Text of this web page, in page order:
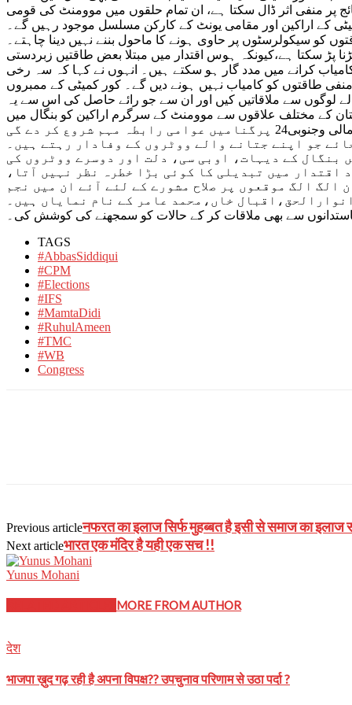
منفی اثر ڈال سکتا ہے، ان تمام حلقوں میں موومنٹ کی قومی
کے اراکین اور مقامی یونٹ کے کارکن مسلسل موجود رہیں گے۔
سیکولرسٹوں پر حاوی ہونے کا ماحول بننے نہیں دینا چاہتے۔
پڑ سکتا ہے،کیونکہ ہوس اقتدار میں مبتلا بعض طاقتیں زبردستی
کرانے میں مدد گار ہو سکتے ہیں۔ انہوں نے کہا کہ سہ رخی
طاقتوں کو کامیاب نہیں ہونے دیں گے۔ کور کمیٹی کے ممبروں
لوگوں سے ملاقاتیں کیں اور ان سے جو رائے حاصل کی اس سے یہ
کے مختلف علاقوں سے موومنٹ کے سرگرم اراکین کو بنگال میں
سرگرم ہونے کے لئے کہا ہے اور بہت جلد شمالی بنگال خاص کر شمالی دیناجپور،مالدہ اور مرشداباد کے علاوہ ہوڑہ،ہگلی،مدنا پور،شمالی وجنوبی24 پرگنامیں عوامی رابطہ مہم شروع کر دے گی
جو اپنے جتانے والے ووٹروں کے وفادار رہتے ہیں۔
بنگال کے دیہات، اوبی سی، دلت اور دوسرے ووٹروں کی
میں تبدیلی کا کوئی بڑا خطرہ نظر نہیں آتا،
الگ موقعوں پر صلاح مشورے کے لئے آئے ان میں نجم
خاں،محمد عامر کے نام نمایاں ہیں۔
سے بھی ملاقات کر کے حالات کو سمجھنے کی کوشش کی۔
TAGS
#AbbasSiddiqui
#CPM
#Elections
#IFS
#MamtaDidi
#RuhulAmeen
#TMC
#WB
Congress
Previous articleनफरत का इलाज सिर्फ मुहब्बत है इसी से समाज का
Next articleभारत एक मंदिर है यही एक सच !!
Yunus Mohani
MORE FROM AUTHOR
देश
भाजपा ख़ुद गढ़ रही है अपना विपक्ष?? उपचुनाव परिणाम से उठा पर्दा ?